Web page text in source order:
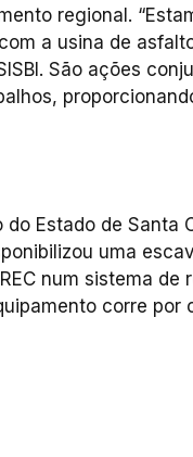
regional.
a usina de
São ações
Estado de Santa
uma
num sistema de
corre por